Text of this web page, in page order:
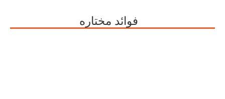
فوائد مختاره